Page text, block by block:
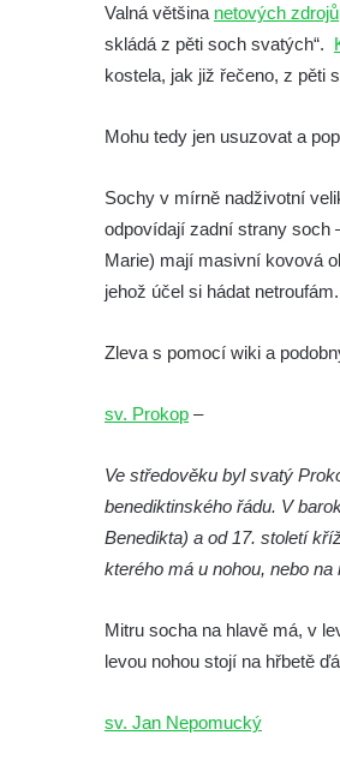
Socha Mamutí lebka v
Socha Mamut srstnatý v
Socha Vydry si hrají v
Socha Matka příroda v
Socha Kudlanka v ZOO
Socha Rys číhající na srnu
Socha Želva v ZOO
Socha Kozorožec horský
Socha Včela v ZOO
Socha Housenka v ZOO
Socha Rosomák v ZOO
Socha Vážka v ZOO
Valná většina netových zdrojů
skládá z pěti soch svatých“.
kostela, jak již řečeno, z pěti
Mohu tedy jen usuzovat a
Sochy v mírně nadživotní
odpovídají zadní strany soch
Marie) mají masivní kovová
jehož účel si hádat netroufám.
Zleva s pomocí wiki a
sv. Prokop –
Ve středověku byl svatý
benediktinského řádu. V
Benedikta) a od 17. století
kterého má u nohou, nebo
Mitru socha na hlavě má, v
levou nohou stojí na hřbetě
sv. Jan Nepomucký